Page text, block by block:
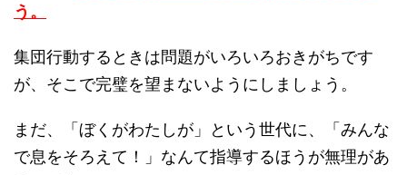
う。
集団行動するときは問題がいろいろおきがちです
が、そこで完璧を望まないようにしましょう。
まだ、「ぼくがわたしが」という世代に、「みんな
で息をそろえて！」なんて指導するほうが無理があ